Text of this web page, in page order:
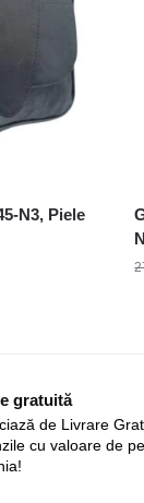
N3, Piele
gratuită
de Livrare
cu valoare de